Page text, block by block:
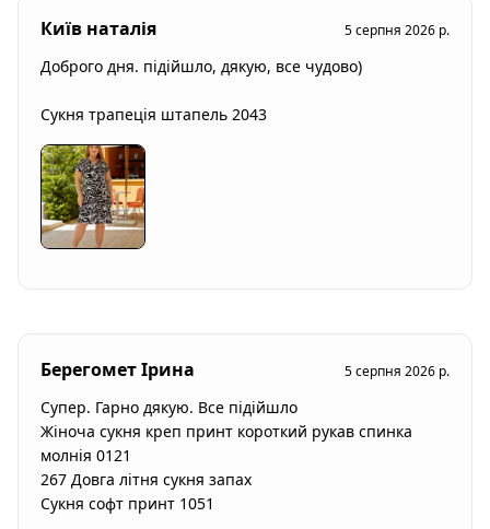
Київ наталія 5 серпня 2026 р.
Доброго дня. підійшло, дякую, все чудово)
Сукня трапеція штапель 2043
Берегомет Ірина 5 серпня 2026 р.
Супер. Гарно дякую. Все підійшло
Жіноча сукня креп принт короткий рукав спинка
молнія 0121
267 Довга літня сукня запах
Сукня софт принт 1051